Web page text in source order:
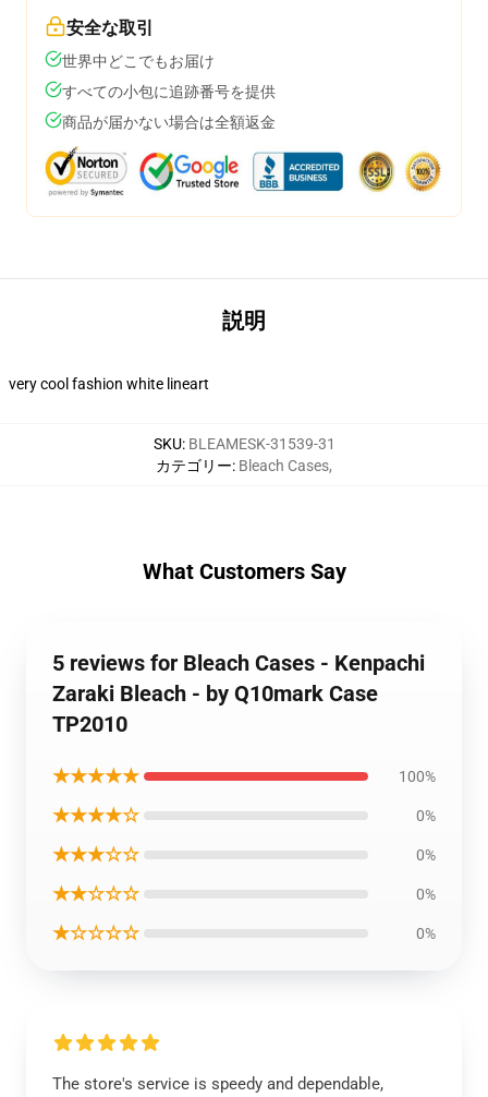
安全な取引
世界中どこでもお届け
すべての小包に追跡番号を提供
商品が届かない場合は全額返金
説明
very cool fashion white lineart
SKU: BLEAMESK-31539-31
カテゴリー: Bleach Cases,
What Customers Say
5 reviews for Bleach Cases - Kenpachi
Zaraki Bleach - by Q10mark Case
TP2010
★★★★★ 100%
★★★★☆ 0%
★★★☆☆ 0%
★★☆☆☆ 0%
★☆☆☆☆ 0%
The store's service is speedy and dependable,